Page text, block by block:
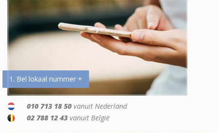
1. Bel lokaal nummer +
010 713 18 50 vanuit Nederland
02 788 12 43 vanuit België